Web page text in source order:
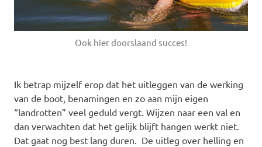
Ook hier doorslaand succes!
Ik betrap mijzelf erop dat het uitleggen van de werking
van de boot, benamingen en zo aan mijn eigen
“landrotten” veel geduld vergt. Wijzen naar een val en
dan verwachten dat het gelijk blijft hangen werkt niet.
Dat gaat nog best lang duren. De uitleg over helling en